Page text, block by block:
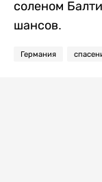
соленом
шансов.
Германия